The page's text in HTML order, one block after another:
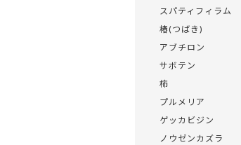
スパティフィラム
椿(つばき)
アブチロン
サボテン
柿
プルメリア
ゲッカビジン
ノウゼンカズラ